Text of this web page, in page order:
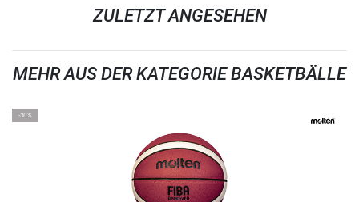
ZULETZT ANGESEHEN
MEHR AUS DER KATEGORIE BASKETBÄLLE
-30%